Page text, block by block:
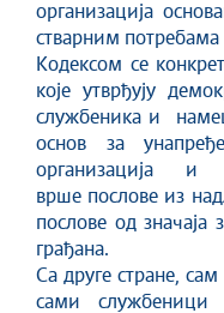
организација
стварним потребама
Кодексом се
које утврђују
службеника и
основ за
организација и
врше послове из
послове од значаја
грађана.
Са друге стране,
сами службеници